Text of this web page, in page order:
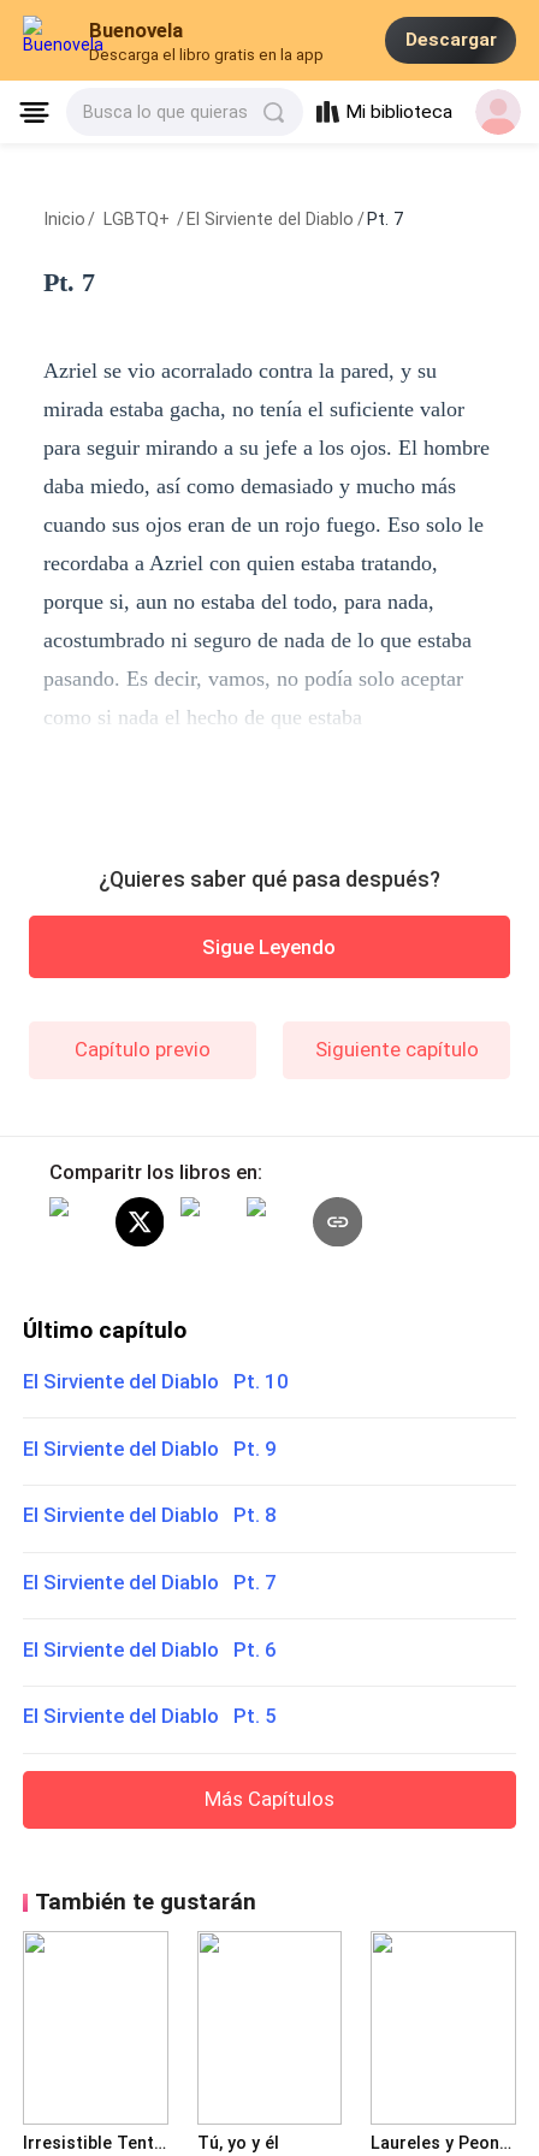
Buenovela
Descarga el libro gratis en la app
Descargar
Busca lo que quieras Mi biblioteca
Inicio / LGBTQ+ / El Sirviente del Diablo / Pt. 7
Pt. 7
Azriel se vio acorralado contra la pared, y su
mirada estaba gacha, no tenía el suficiente valor
para seguir mirando a su jefe a los ojos. El hombre
daba miedo, así como demasiado y mucho más
cuando sus ojos eran de un rojo fuego. Eso solo le
recordaba a Azriel con quien estaba tratando,
porque si, aun no estaba del todo, para nada,
acostumbrado ni seguro de nada de lo que estaba
pasando. Es decir, vamos, no podía solo aceptar
como si nada el hecho de que estaba
¿Quieres saber qué pasa después?
Sigue Leyendo
Capítulo previo Siguiente capítulo
Comparitr los libros en:
Último capítulo
El Sirviente del Diablo Pt. 10
El Sirviente del Diablo Pt. 9
El Sirviente del Diablo Pt. 8
El Sirviente del Diablo Pt. 7
El Sirviente del Diablo Pt. 6
El Sirviente del Diablo Pt. 5
Más Capítulos
También te gustarán
Irresistible Tentación Tú, yo y él Laureles y Peonías